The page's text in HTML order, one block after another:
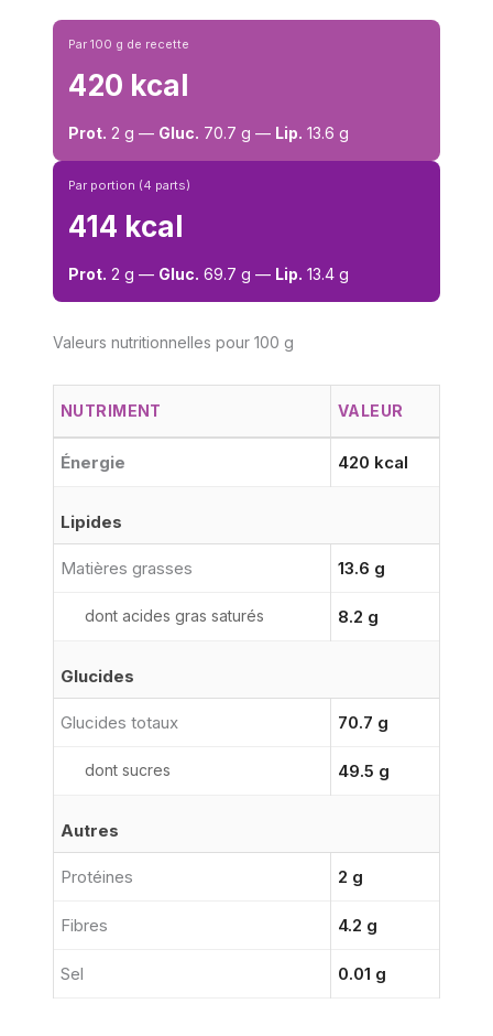
Par 100 g de recette
420 kcal
Prot. 2 g — Gluc. 70.7 g — Lip. 13.6 g
Par portion (4 parts)
414 kcal
Prot. 2 g — Gluc. 69.7 g — Lip. 13.4 g
Valeurs nutritionnelles pour 100 g
NUTRIMENT VALEUR
Énergie 420 kcal
Lipides
Matières grasses 13.6 g
dont acides gras saturés 8.2 g
Glucides
Glucides totaux 70.7 g
dont sucres 49.5 g
Autres
Protéines 2 g
Fibres 4.2 g
Sel 0.01 g